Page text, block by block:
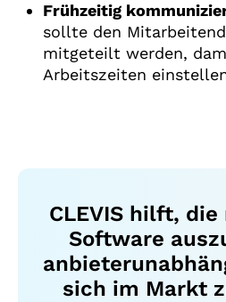
Frühzeitig
sollte den
mitgeteilt werden,
Arbeitszeiten
CLEVIS hilft,
Software
sich im Markt